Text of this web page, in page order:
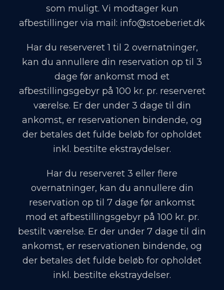
som muligt. Vi modtager kun
afbestillinger via mail: info@stoeberiet.dk
Har du reserveret 1 til 2 overnatninger,
kan du annullere din reservation op til 3
dage før ankomst mod et
afbestillingsgebyr på 100 kr. pr. reserveret
værelse. Er der under 3 dage til din
ankomst, er reservationen bindende, og
der betales det fulde beløb for opholdet
inkl. bestilte ekstraydelser.
Har du reserveret 3 eller flere
overnatninger, kan du annullere din
reservation op til 7 dage før ankomst
mod et afbestillingsgebyr på 100 kr. pr.
bestilt værelse. Er der under 7 dage til din
ankomst, er reservationen bindende, og
der betales det fulde beløb for opholdet
inkl. bestilte ekstraydelser.